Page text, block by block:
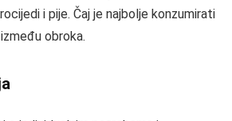
i pije. Čaj je najbolje konzumirati
obroka.